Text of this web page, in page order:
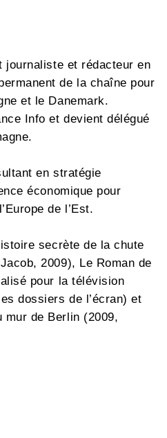
journaliste et rédacteur en
de la chaîne pour
et le Danemark.
Info et devient délégué
en stratégie
économique pour
de l’Est.
secrète de la chute
2009), Le Roman de
pour la télévision
dossiers de l’écran) et
mur de Berlin (2009,